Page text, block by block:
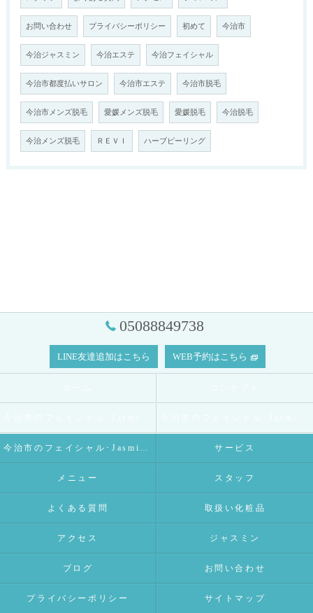
お問い合わせ プライバシーポリシー 初めて 今治市
今治ジャスミン 今治エステ 今治フェイシャル
今治市都度払いサロン 今治市エステ 今治市脱毛
今治市メンズ脱毛 愛媛メンズ脱毛 愛媛脱毛 今治脱毛
今治メンズ脱毛 ＲＥＶＩ ハーブピーリング
05088849738
LINE友達追加はこちら WEB予約はこちら
今治市のフェイシャル･Jasmineのお客様の声 サービス
メニュー スタッフ
よくある質問 取扱い化粧品
アクセス ジャスミン
ブログ お問い合わせ
プライバシーポリシー サイトマップ